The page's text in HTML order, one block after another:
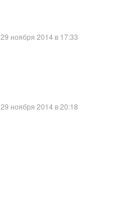
29 ноября 2014 в 17:33
29 ноября 2014 в 20:18